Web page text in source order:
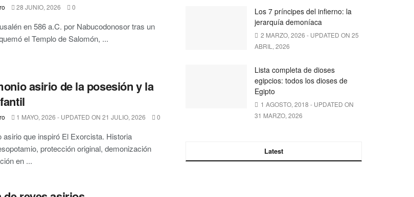
28 JUNIO, 2026 0
en 586 a.C. por Nabucodonosor tras un
el Templo de Salomón, ...
asirio de la posesión y la
1 MAYO, 2026 - UPDATED ON 21 JULIO, 2026 0
asirio que inspiró El Exorcista. Historia
protección original, demonización
en ...
Los 7 príncipes del infierno: la
jerarquía demoníaca
2 MARZO, 2026 - UPDATED ON 25
ABRIL, 2026
Lista completa de dioses
egipcios: todos los dioses de
Egipto
1 AGOSTO, 2018 - UPDATED ON
31 MARZO, 2026
Latest